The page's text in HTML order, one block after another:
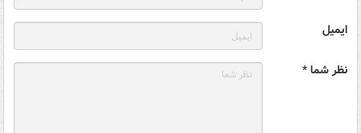
ایمیل
نظر شما *